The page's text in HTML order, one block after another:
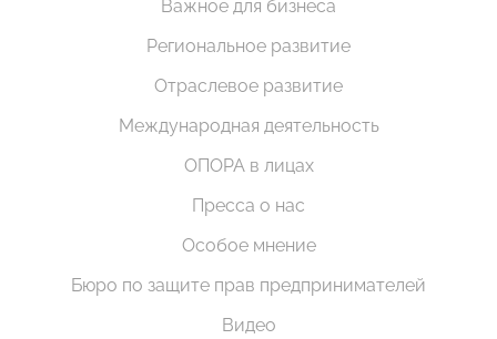
Важное для бизнеса
Региональное развитие
Отраслевое развитие
Международная деятельность
ОПОРА в лицах
Пресса о нас
Особое мнение
Бюро по защите прав предпринимателей
Видео